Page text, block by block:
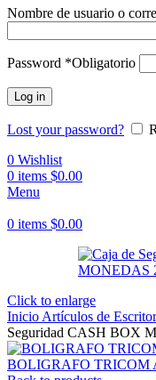
Nombre de usuario o
Password *Obligatorio
Log in
Lost your password?
0 Wishlist
0 items $0.00
Menu
0 items $0.00
Click to enlarge
Inicio Artículos de
Seguridad CASH BOX
BOLIGRAFO TRICOM